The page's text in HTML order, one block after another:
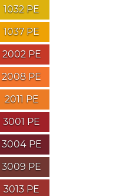
1032 PE
1037 PE
2002 PE
2008 PE
2011 PE
3001 PE
3004 PE
3009 PE
3013 PE